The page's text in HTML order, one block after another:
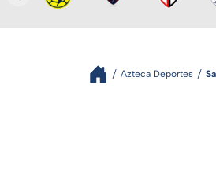
Azteca Deportes